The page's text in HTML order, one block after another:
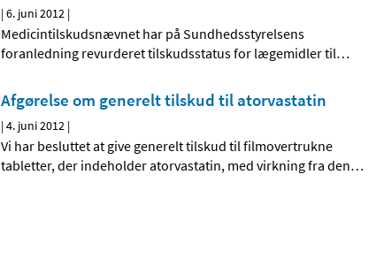
|6. juni 2012 |
Medicintilskudsnævnet har på Sundhedsstyrelsens
foranledning revurderet tilskudsstatus for lægemidler til…
Afgørelse om generelt tilskud til atorvastatin
|4. juni 2012 |
Vi har besluttet at give generelt tilskud til filmovertrukne
tabletter, der indeholder atorvastatin, med virkning fra den…